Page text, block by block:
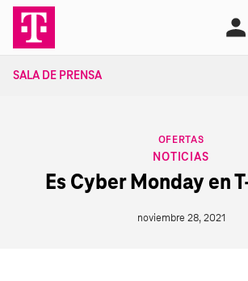
contenido
SALA DE PRENSA
OFERTAS
NOTICIAS
Es Cyber Monday en
noviembre 28, 2021